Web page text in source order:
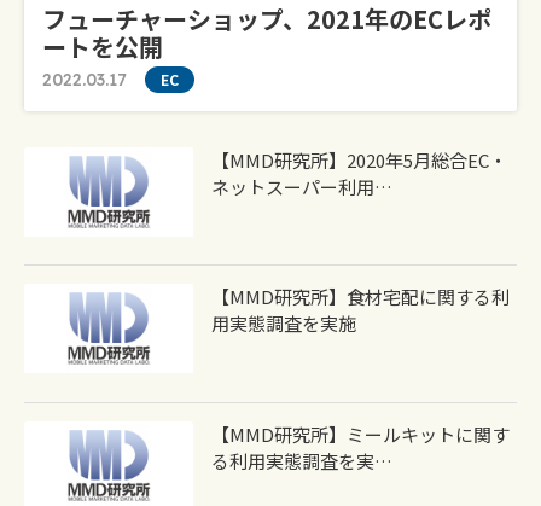
フューチャーショップ、2021年のECレポ
ートを公開
2022.03.17 EC
【MMD研究所】2020年5月総合EC・
ネットスーパー利用…
【MMD研究所】食材宅配に関する利
用実態調査を実施
【MMD研究所】ミールキットに関す
る利用実態調査を実…